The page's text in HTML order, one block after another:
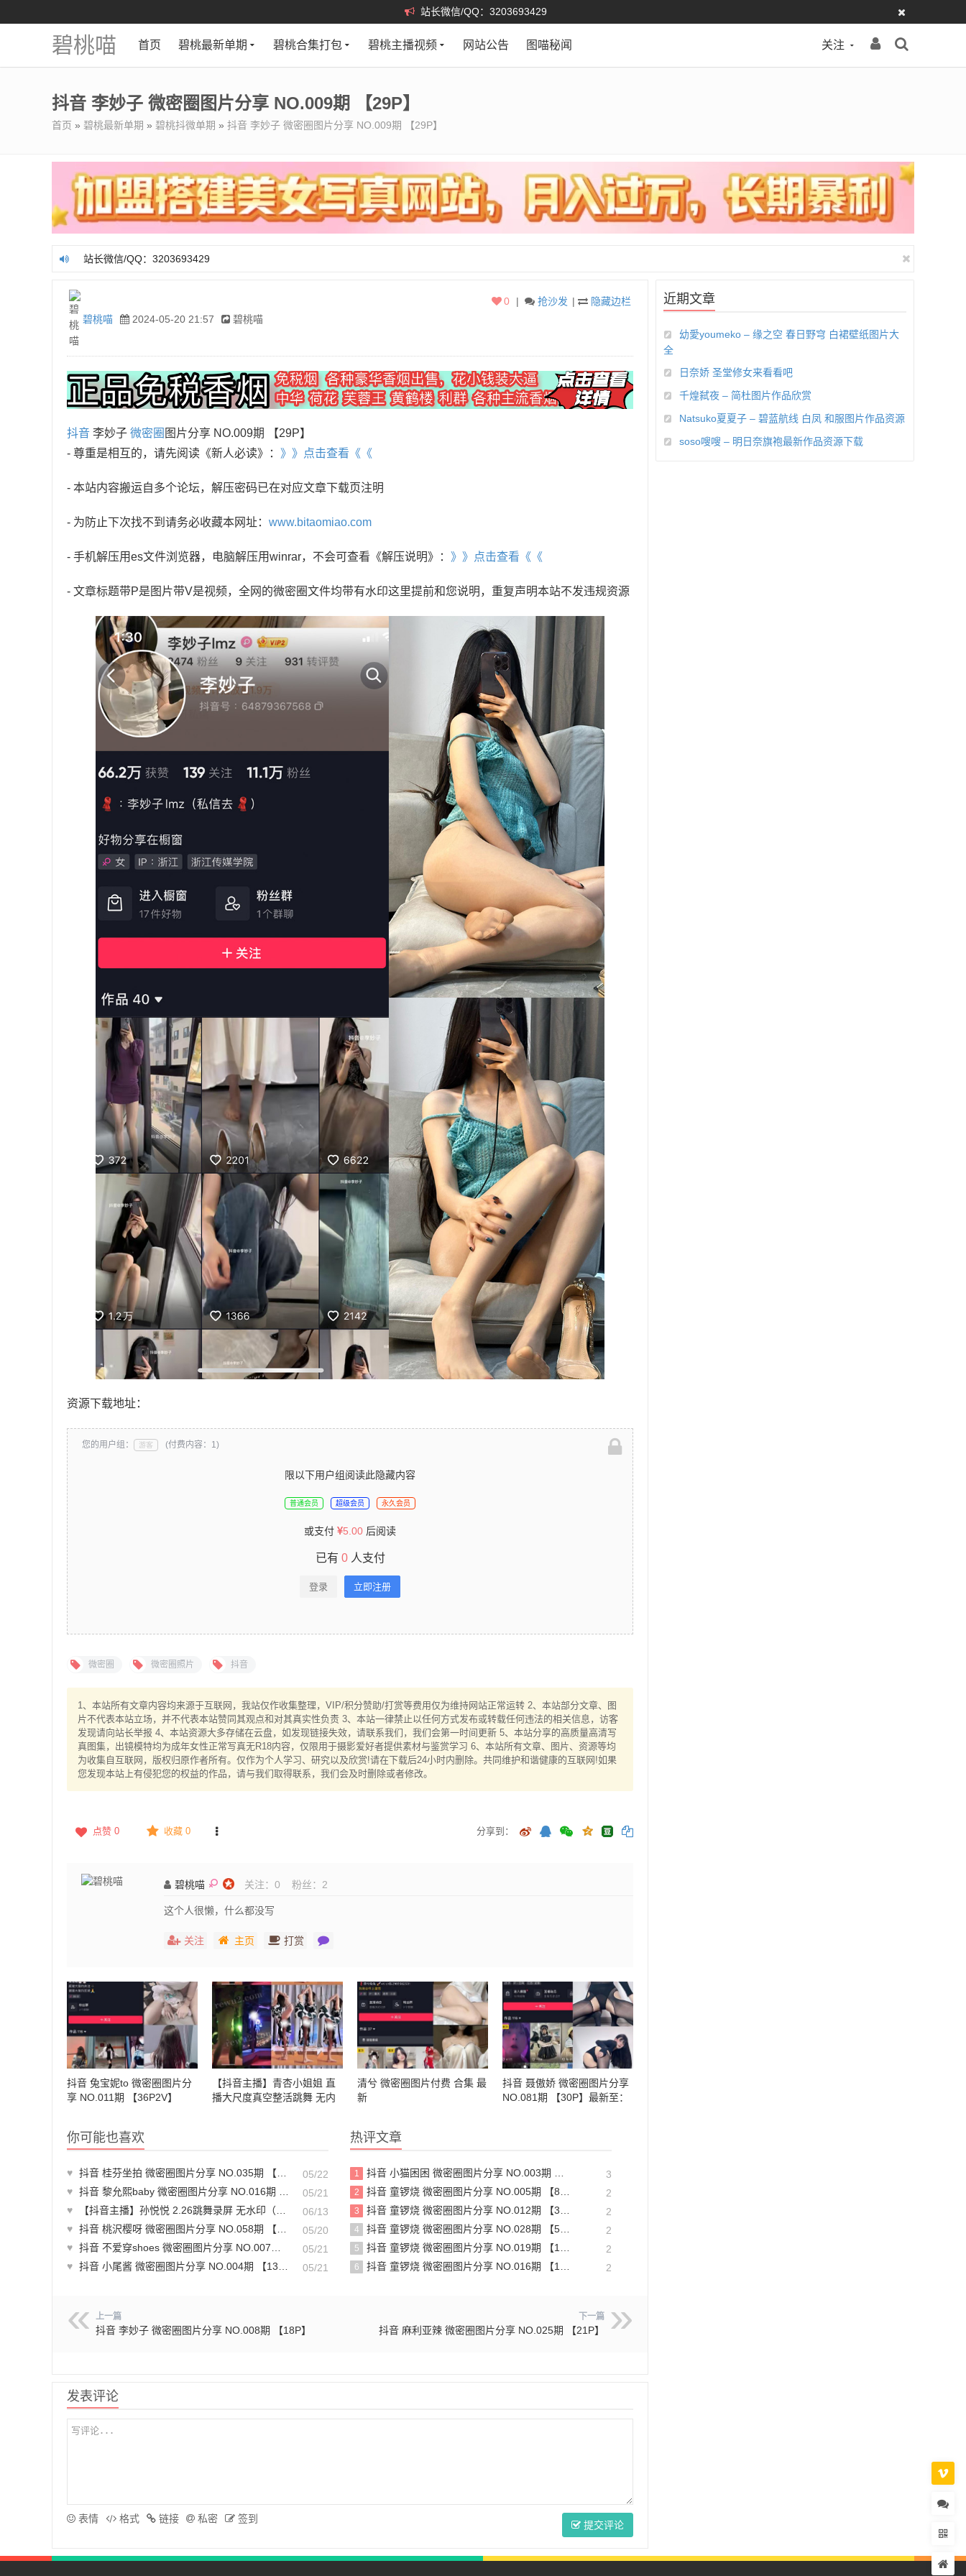
站长微信/QQ：3203693429
碧桃喵 关注
首页 碧桃最新单期 碧桃合集打包 碧桃主播视频 网站公告 图喵秘闻
抖音 李妙子 微密圈图片分享 NO.009期 【29P】
首页 » 碧桃最新单期 » 碧桃抖微单期 » 抖音 李妙子 微密圈图片分享 NO.009期 【29P】
站长微信/QQ：3203693429
碧桃喵 2024-05-20 21:57 碧桃喵
| 隐藏边栏
| 抢沙发
0
抖音 李妙子 微密圈 图片分享 NO.009期 【29P】
- 尊重是相互的，请先阅读《新人必读》： 》》点击查看《《
- 本站内容搬运自多个论坛，解压密码已在对应文章下载页注明
- 为防止下次找不到请务必收藏本网址： www.bitaomiao.com
- 手机解压用es文件浏览器，电脑解压用winrar，不会可查看《解压说明》： 》》点击查看《《
- 文章标题带P是图片带V是视频，全网的微密圈文件均带有水印这里提前和您说明，重复声明本站不发违规资源
资源下载地址：
您的用户组： 游客 (付费内容：1)
限以下用户组阅读此隐藏内容
普通会员 超级会员 永久会员
或支付 5.00 后阅读
已有 0人支付
登录 立即注册
微密圈 微密圈照片 抖音
1、本站所有文章内容均来源于互联网，我站仅作收集整理，VIP/积分赞助/打赏等费用仅为维持网站正常运转 2、本站部分文章、图
片不代表本站立场，并不代表本站赞同其观点和对其真实性负责 3、本站一律禁止以任何方式发布或转载任何违法的相关信息，访客
发现请向站长举报 4、本站资源大多存储在云盘，如发现链接失效，请联系我们，我们会第一时间更新 5、本站分享的高质量高清写
真图集，出镜模特均为成年女性正常写真无R18内容，仅限用于摄影爱好者提供素材与鉴赏学习 6、本站所有文章、图片、资源等均
为收集自互联网，版权归原作者所有。仅作为个人学习、研究以及欣赏!请在下载后24小时内删除。共同维护和谐健康的互联网!如果
您发现本站上有侵犯您的权益的作品，请与我们取得联系，我们会及时删除或者修改。
点赞 0 收藏 0 分享到：
碧桃喵 关注： 0 粉丝： 2
这个人很懒，什么都没写
关注 主页 打赏
抖音 兔宝妮to 微密圈图片分
享 NO.011期 【36P2V】
【抖音主播】青杏小姐姐 直
播大尺度真空整活跳舞 无内
清兮 微密圈图片付费 合集 最
新
抖音 聂傲娇 微密圈图片分享
NO.081期 【30P】最新至：
你可能也喜欢
♥ 抖音 桂芬坐拍 微密圈图片分享 NO.035期 【23P】最新至：2024.5.13
05/22
♥ 抖音 黎允熙baby 微密圈图片分享 NO.016期 【19P】
05/21
♥
【抖音主播】孙悦悦 2.26跳舞录屏 无水印（4v/839m）-主播热舞视频
06/13
♥ 抖音 桃沢樱呀 微密圈图片分享 NO.058期 【28P2V】
05/20
♥ 抖音 不爱穿shoes 微密圈图片分享 NO.007期 【20P4V】最新至：2023.6.21
05/21
♥ 抖音 小尾酱 微密圈图片分享 NO.004期 【13P1V】最新至：2023.10.26 05/21
热评文章
1 抖音 小猫困困 微密圈图片分享 NO.003期 【23P16V】最新至：2025.1.23 3
2 抖音 童锣烧 微密圈图片分享 NO.005期 【8P1V】最新至：2023.6.11 2
3 抖音 童锣烧 微密圈图片分享 NO.012期 【31P】 2
4 抖音 童锣烧 微密圈图片分享 NO.028期 【5P6V】最新至：2025.4.9 2
5 抖音 童锣烧 微密圈图片分享 NO.019期 【18P5V】最新至：2024.11.27 2
6 抖音 童锣烧 微密圈图片分享 NO.016期 【17P12V】最新至：2024.11.12 2
上一篇
抖音 李妙子 微密圈图片分享 NO.008期 【18P】
下一篇
抖音 麻利亚辣 微密圈图片分享 NO.025期 【21P】
发表评论
表情 格式 链接 私密 签到
提交评论
近期文章
幼愛youmeko – 缘之空 春日野穹 白裙壁纸图片大
全
日奈娇 圣堂修女来看看吧
千煌弑夜 – 简杜图片作品欣赏
Natsuko夏夏子 – 碧蓝航线 白凤 和服图片作品资源
soso嗖嗖 – 明日奈旗袍最新作品资源下载